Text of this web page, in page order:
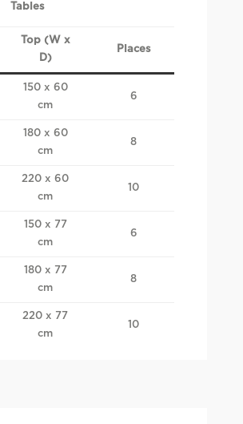
Tables
Top (W x
D)
Places
150 x 60
cm
6
180 x 60
cm
8
220 x 60
cm
10
150 x 77
cm
6
180 x 77
cm
8
220 x 77
cm
10